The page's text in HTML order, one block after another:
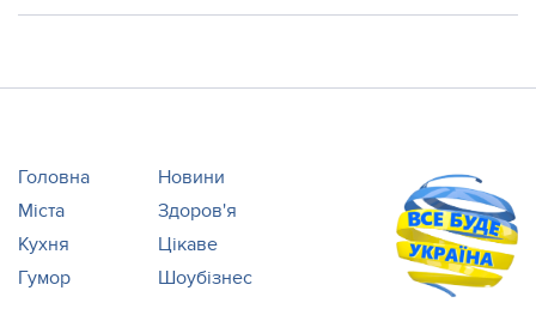
Головна
Новини
Міста
Здоров'я
Кухня
Цікаве
Гумор
Шоубізнес